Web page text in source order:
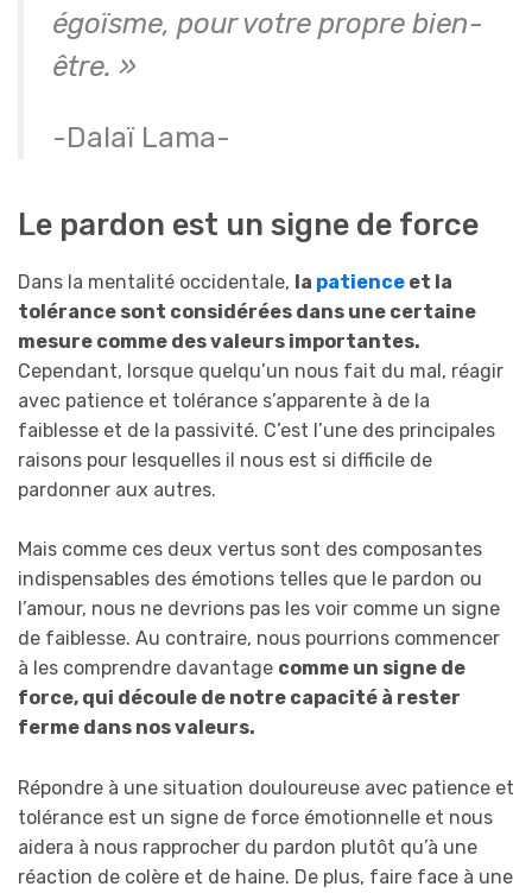
égoïsme, pour votre propre bien-
être. »
-Dalaï Lama-
Le pardon est un signe de force
Dans la mentalité occidentale, la patience et la
tolérance sont considérées dans une certaine
mesure comme des valeurs importantes.
Cependant, lorsque quelqu’un nous fait du mal, réagir
avec patience et tolérance s’apparente à de la
faiblesse et de la passivité. C’est l’une des principales
raisons pour lesquelles il nous est si difficile de
pardonner aux autres.
Mais comme ces deux vertus sont des composantes
indispensables des émotions telles que le pardon ou
l’amour, nous ne devrions pas les voir comme un signe
de faiblesse. Au contraire, nous pourrions commencer
à les comprendre davantage comme un signe de
force, qui découle de notre capacité à rester
ferme dans nos valeurs.
Répondre à une situation douloureuse avec patience et
tolérance est un signe de force émotionnelle et nous
aidera à nous rapprocher du pardon plutôt qu’à une
réaction de colère et de haine. De plus, faire face à une